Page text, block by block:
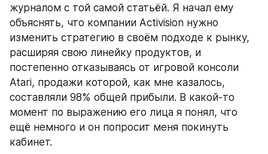
журналом с той самой статьёй. Я начал ему
объяснять, что компании Activision нужно
изменить стратегию в своём подходе к рынку,
расширяя свою линейку продуктов, и
постепенно отказываясь от игровой консоли
Atari, продажи которой, как мне казалось,
составляли 98% общей прибыли. В какой-то
момент по выражению его лица я понял, что
ещё немного и он попросит меня покинуть
кабинет.